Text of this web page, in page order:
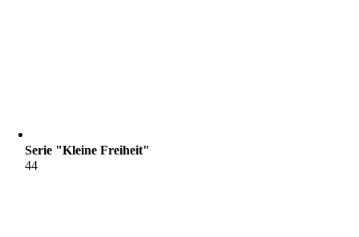
Serie "Kleine Freiheit"
44